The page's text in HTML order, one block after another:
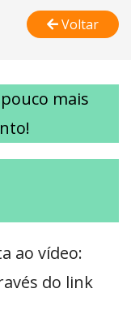
Voltar
mais
ao vídeo:
do link